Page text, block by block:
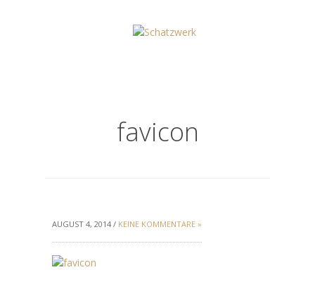
favicon
AUGUST 4, 2014 / KEINE KOMMENTARE »